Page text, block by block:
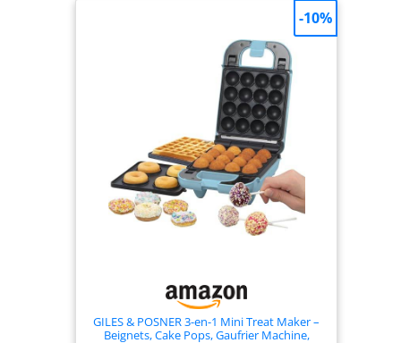
dans le monde, pour contribuer à la protection de
l’environnement et à la réduction des déchets
RAPIDE ET PUISSANT : 700 W pour des snacks prêts
en un temps record PLAQUES INTERCHANGEABLES
: Plaques interchangeables faciles à retirer pour
plus de polyvalence et réaliser une grande
diversité de snacks savoureux au quotidien
UTILISATION FACILE : Témoins lumineux pratiques
indiquent à quel moment UltraCompact 3-en-1 est
suffisamment chaud pour une cuisson parfaite
UTILISATION SÉCURISÉE : Le clip de verrouillage
assure une sécurité maximale et une sérénité
totale INCLUS : UltraCompact 3-en-1, plaques à
gaufres, plaques à croque-monsieur, plaques à
paninis
GILES & POSNER 3-en-1 Mini Treat Maker –
Beignets, Cake Pops, Gaufrier Machine,
-10%